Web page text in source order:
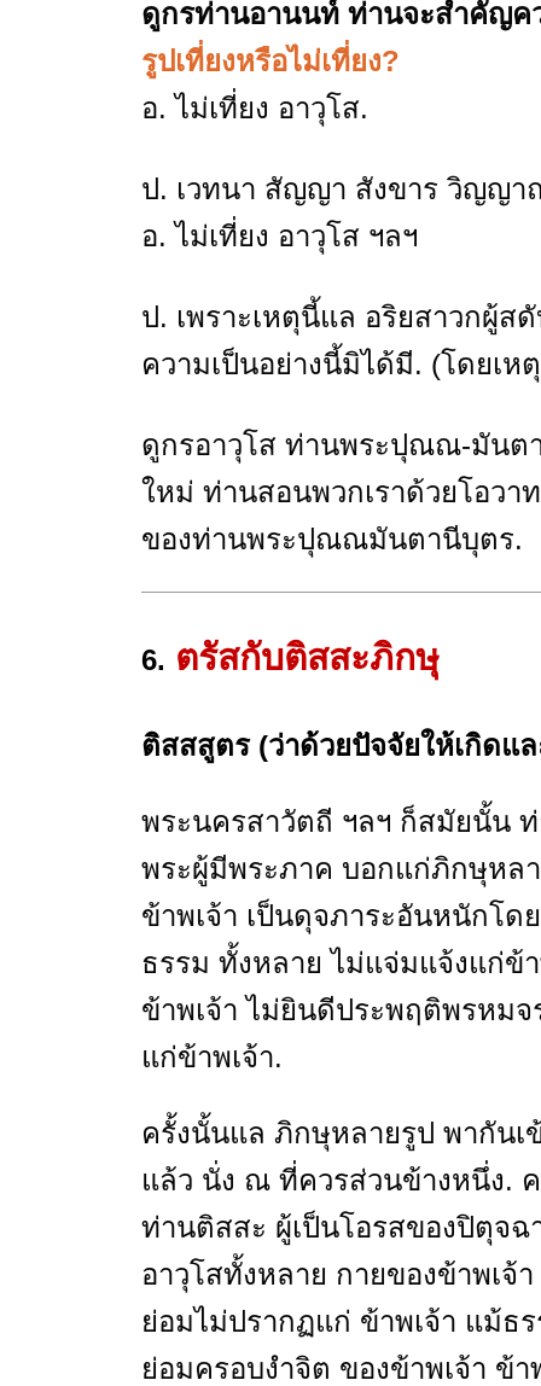
ดูกรท่านอานนท์ ท่านจะสำคัญค
รูปเที่ยงหรือไม่เที่ยง?
อ. ไม่เที่ยง อาวุโส.
ป. เวทนา สัญญา สังขาร วิญญา
อ. ไม่เที่ยง อาวุโส ฯลฯ
ป. เพราะเหตุนี้แล อริยสาวกผู้ส
ความเป็นอย่างนี้มิได้มี. (โดยเห
ดูกรอาวุโส ท่านพระปุณณ-มันต
ใหม่ ท่านสอนพวกเราด้วยโอวา
ของท่านพระปุณณมันตานีบุตร.
6. ตรัสกับติสสะภิกษุ
ติสสสูตร (ว่าด้วยปัจจัยให้เกิดแ
พระนครสาวัตถี ฯลฯ ก็สมัยนั้น
พระผู้มีพระภาค บอกแก่ภิกษุหล
ข้าพเจ้า เป็นดุจภาระอันหนักโ
ธรรม ทั้งหลาย ไม่แจ่มแจ้งแก่ข้
ข้าพเจ้า ไม่ยินดีประพฤติพรหม
แก่ข้าพเจ้า.
ครั้งนั้นแล ภิกษุหลายรูป พากันเ
แล้ว นั่ง ณ ที่ควรส่วนข้างหนึ่ง.
ท่านติสสะ ผู้เป็นโอรสของปิตุจ
อาวุโสทั้งหลาย กายของข้าพเ
ย่อมไม่ปรากฏแก่ ข้าพเจ้า แม้ธ
ย่อมครอบงำจิต ของข้าพเจ้า ข้